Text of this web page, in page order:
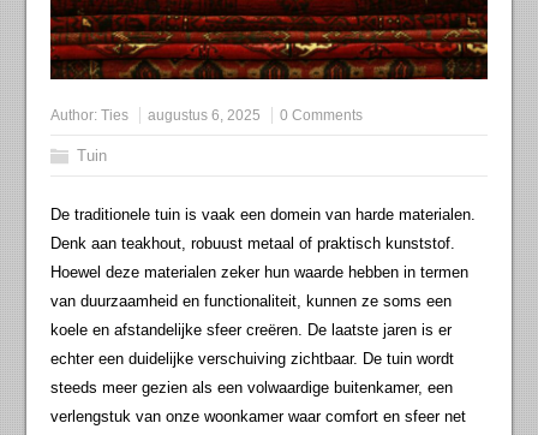
Author:Ties augustus 6, 2025 0 Comments
Tuin
De traditionele tuin is vaak een domein van harde materialen.
Denk aan teakhout, robuust metaal of praktisch kunststof.
Hoewel deze materialen zeker hun waarde hebben in termen
van duurzaamheid en functionaliteit, kunnen ze soms een
koele en afstandelijke sfeer creëren. De laatste jaren is er
echter een duidelijke verschuiving zichtbaar. De tuin wordt
steeds meer gezien als een volwaardige buitenkamer, een
verlengstuk van onze woonkamer waar comfort en sfeer net